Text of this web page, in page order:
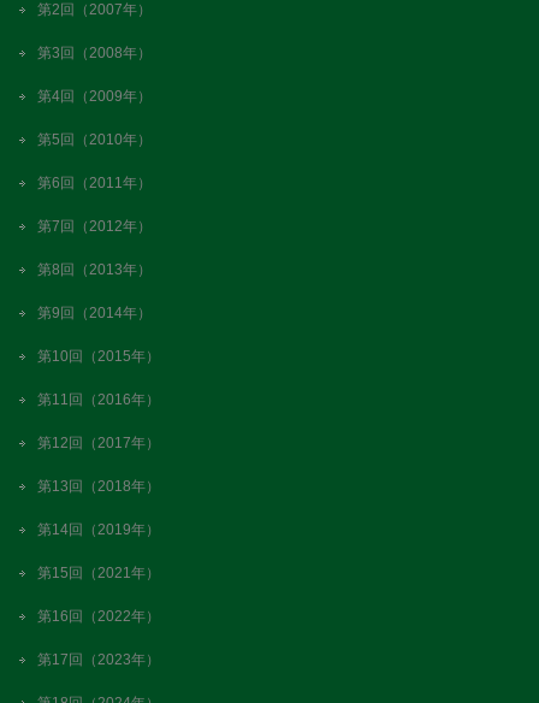
第2回（2007年）
第3回（2008年）
第4回（2009年）
第5回（2010年）
第6回（2011年）
第7回（2012年）
第8回（2013年）
第9回（2014年）
第10回（2015年）
第11回（2016年）
第12回（2017年）
第13回（2018年）
第14回（2019年）
第15回（2021年）
第16回（2022年）
第17回（2023年）